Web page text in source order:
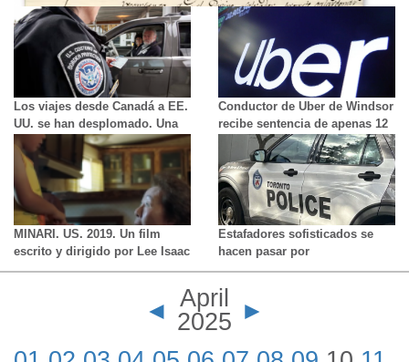
reconstruyen la trágica vida del
hijo de Túpac Amaru
Los viajes desde Canadá a EE.
UU. se han desplomado. Una
de las razones es el miedo.
Conductor de Uber de Windsor
recibe sentencia de apenas 12
meses por agresión sexual a
una pasajera
MINARI. US. 2019. Un film
escrito y dirigido por Lee Isaac
Chung. Duración 115 minutos.
Estafadores sofisticados se
hacen pasar por
investigadores bancarios,
advierte la policía
◄ April
2025 ►